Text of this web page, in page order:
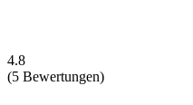
4.8
(5 Bewertungen)